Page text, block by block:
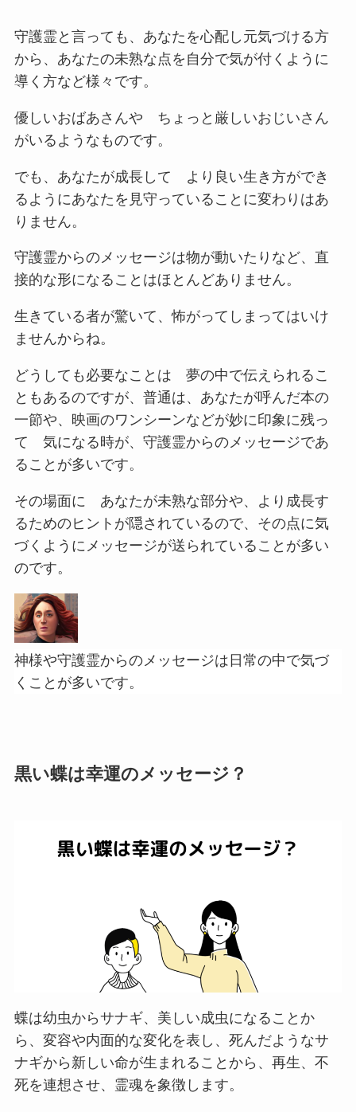
守護霊と言っても、あなたを心配し元気づける方
から、あなたの未熟な点を自分で気が付くように
導く方など様々です。
優しいおばあさんや ちょっと厳しいおじいさん
がいるようなものです。
でも、あなたが成長して より良い生き方ができ
るようにあなたを見守っていることに変わりはあ
りません。
守護霊からのメッセージは物が動いたりなど、直
接的な形になることはほとんどありません。
生きている者が驚いて、怖がってしまってはいけ
ませんからね。
どうしても必要なことは 夢の中で伝えられるこ
ともあるのですが、普通は、あなたが呼んだ本の
一節や、映画のワンシーンなどが妙に印象に残っ
て 気になる時が、守護霊からのメッセージであ
ることが多いです。
その場面に あなたが未熟な部分や、より成長す
るためのヒントが隠されているので、その点に気
づくようにメッセージが送られていることが多い
のです。
神様や守護霊からのメッセージは日常の中で気づ
くことが多いです。
黒い蝶は幸運のメッセージ？
蝶は幼虫からサナギ、美しい成虫になることか
ら、変容や内面的な変化を表し、死んだようなサ
ナギから新しい命が生まれることから、再生、不
死を連想させ、霊魂を象徴します。